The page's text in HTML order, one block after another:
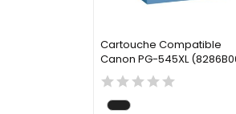
Cartouche Compatible
Canon PG-545XL